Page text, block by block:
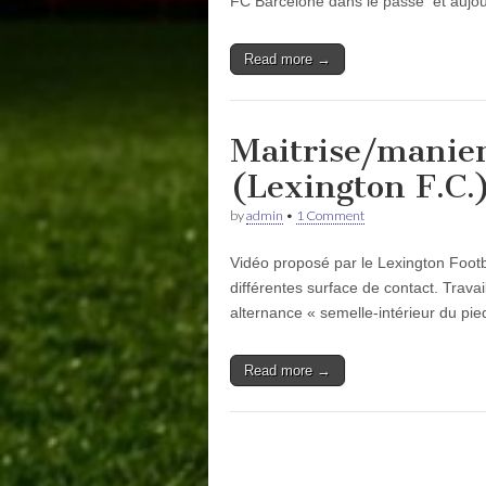
Read more →
Maitrise/
(Lexington F.C.)
byadmin • 1 Comment
Vidéo proposé par le Lexington
différentes surface de contact.
alternance « semelle-intérieur du
Read more →